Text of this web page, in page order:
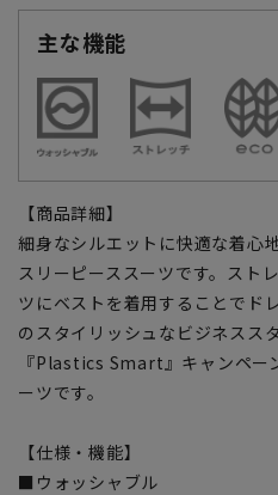
主な機能
【商品詳細】
細身なシルエットに快適な着心
スリーピーススーツです。スト
ツにベストを着用することでド
のスタイリッシュなビジネスス
『Plastics Smart』キャンペー
ーツです。
【仕様・機能】
■ウォッシャブル